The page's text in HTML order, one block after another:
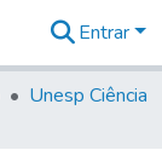
Entrar
Unesp Ciência